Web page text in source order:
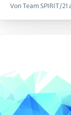
Von Team SPIRIT/21